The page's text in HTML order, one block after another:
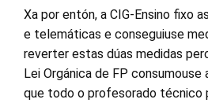
Xa por entón, a CIG-Ensino fixo
e telemáticas e conseguiuse
reverter estas dúas medidas
Lei Orgánica de FP consumouse
que todo o profesorado técnico